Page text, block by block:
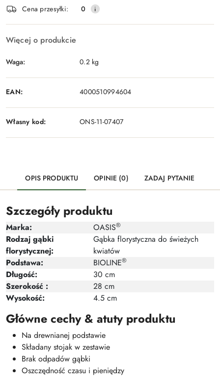
Cena przesyłki:
0
Więcej o produkcie
Waga: 0.2 kg
EAN: 4000510994604
Własny kod: ONS-11-07407
OPIS PRODUKTU OPINIE (0) ZADAJ PYTANIE
Szczegóły produktu
Marka: OASIS®
Rodzaj gąbki
florystycznej:
Gąbka florystyczna do świeżych
kwiatów
Podstawa:
BIOLINE®
Długość:
30 cm
Szerokość :
28 cm
Wysokość:
4.5 cm
Główne cechy & atuty produktu
Na drewnianej podstawie
Składany stojak w zestawie
Brak odpadów gąbki
Oszczędność czasu i pieniędzy